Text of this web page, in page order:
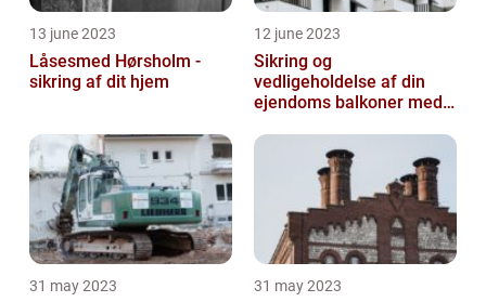
13 june 2023
Låsesmed Hørsholm -
sikring af dit hjem
12 june 2023
Sikring og
vedligeholdelse af din
ejendoms balkoner med
31 may 2023 31 may 2023